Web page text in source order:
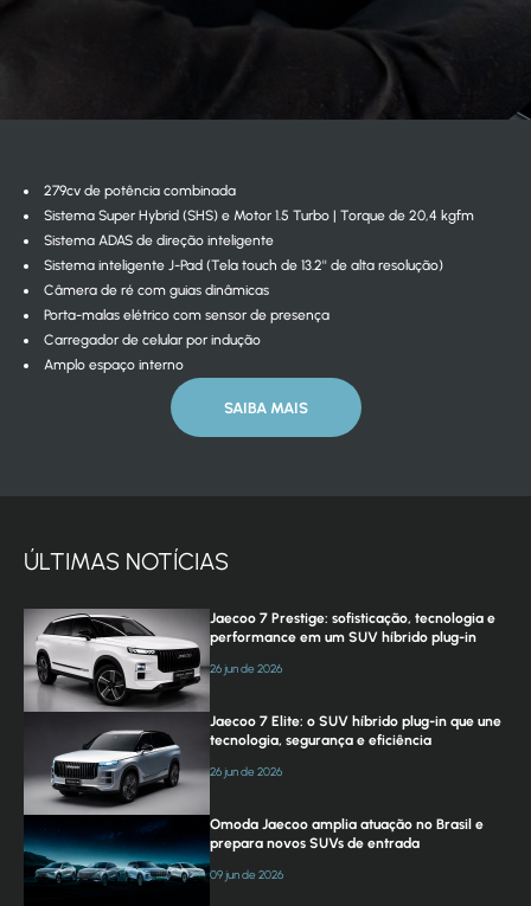
279cv de potência combinada
Sistema Super Hybrid (SHS) e Motor 1.5 Turbo | Torque de 20,4 kgfm
Sistema ADAS de direção inteligente
Sistema inteligente J-Pad (Tela touch de 13.2'' de alta resolução)
Câmera de ré com guias dinâmicas
Porta-malas elétrico com sensor de presença
Carregador de celular por indução
Amplo espaço interno
SAIBA MAIS
ÚLTIMAS NOTÍCIAS
Jaecoo 7 Prestige: sofisticação, tecnologia e
performance em um SUV híbrido plug-in
26 jun de 2026
Jaecoo 7 Elite: o SUV híbrido plug-in que une
tecnologia, segurança e eficiência
26 jun de 2026
Omoda Jaecoo amplia atuação no Brasil e
prepara novos SUVs de entrada
09 jun de 2026